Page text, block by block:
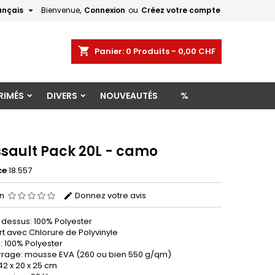
Bienvenue, Connexion ou Créez votre compte

shopping_cart Panier: 0 Produits - 0,00 CHF
DIVERS NOUVEAUTÉS %
Pack 20L - camo
18.557
Donnez votre avis
100% Polyester
avec Chlorure de Polyvinyle
100% Polyester
mousse EVA (260 ou bien 550 g/qm)
x 20 x 25 cm